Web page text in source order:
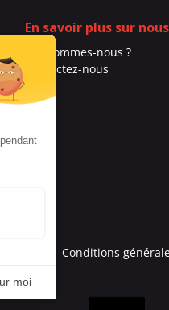
En savoir plus sur nous
Qui sommes-nous ?
Contactez-nous
Conditions